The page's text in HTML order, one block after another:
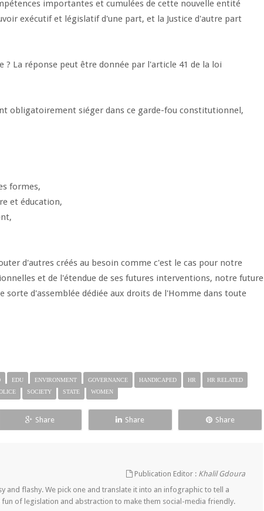
importantes et cumulées de cette nouvelle entité
exécutif et législatif d'une part, et la Justice d'autre part
La réponse peut être donnée par l'article 41 de la loi
obligatoirement siéger dans ce garde-fou constitutionnel,
formes,
et éducation,
d'autres créés au besoin comme c'est le cas pour notre
et de l'étendue de ses futures interventions, notre future
d'assemblée dédiée aux droits de l'Homme dans toute
EDU ENVIRONMENT GOVERNANCE HANDICAPED HR
HR RELATED
SOCIETY STATE WOMEN
Share Share Share
Publication Editor : Khalil Gdoura
and flashy. We pick one and translate it into an infographic to tell a
fun of legislation and abstraction to make them social-media friendly.